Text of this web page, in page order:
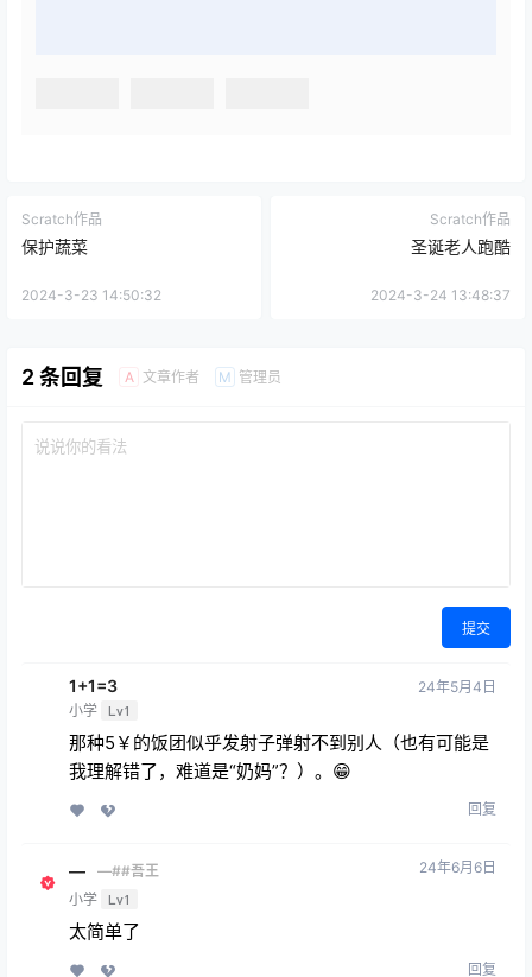
Scratch作品
保护蔬菜
2024-3-23 14:50:32
Scratch作品
圣诞老人跑酷
2024-3-24 13:48:37
2 条回复 A 文章作者 M 管理员
提交
1+1=3
小学 Lv1
24年5月4日
那种5￥的饭团似乎发射子弹射不到别人（也有可能是
我理解错了，难道是“奶妈”？）。😁
回复
—
—##吾王
小学 Lv1
24年6月6日
太简单了
回复